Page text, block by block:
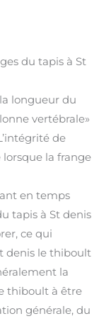
du tapis à St
longueur du
vertébrale»
de
la frange
en temps
tapis à St denis
ce qui
denis le thiboult
la
thiboult à être
générale, du